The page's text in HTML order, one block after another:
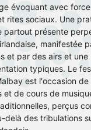
la première fois
de passe
évoquant avec
rites sociaux. Une
partout présente
manifestée
et par des airs et une
typiques. Le
est l'occasion de
et de cours de
perçus
delà des tribulations